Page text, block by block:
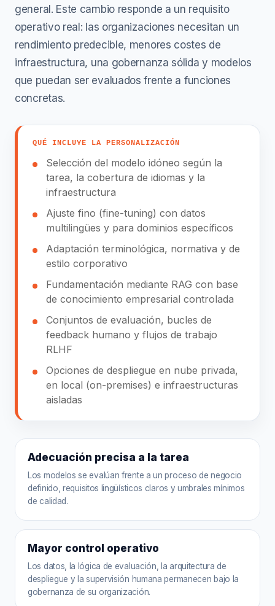
general. Este cambio responde a un requisito
operativo real: las organizaciones necesitan un
rendimiento predecible, menores costes de
infraestructura, una gobernanza sólida y modelos
que puedan ser evaluados frente a funciones
concretas.
QUÉ INCLUYE LA PERSONALIZACIÓN
Selección del modelo idóneo según la
tarea, la cobertura de idiomas y la
infraestructura
Ajuste fino (fine-tuning) con datos
multilingües y para dominios específicos
Adaptación terminológica, normativa y de
estilo corporativo
Fundamentación mediante RAG con base
de conocimiento empresarial controlada
Conjuntos de evaluación, bucles de
feedback humano y flujos de trabajo
RLHF
Opciones de despliegue en nube privada,
en local (on-premises) e infraestructuras
aisladas
Adecuación precisa a la tarea
Los modelos se evalúan frente a un proceso de negocio
definido, requisitos lingüísticos claros y umbrales mínimos
de calidad.
Mayor control operativo
Los datos, la lógica de evaluación, la arquitectura de
despliegue y la supervisión humana permanecen bajo la
gobernanza de su organización.